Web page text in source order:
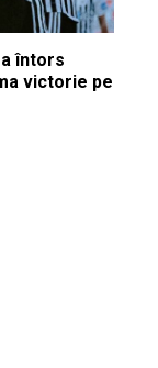
întors
victorie pe